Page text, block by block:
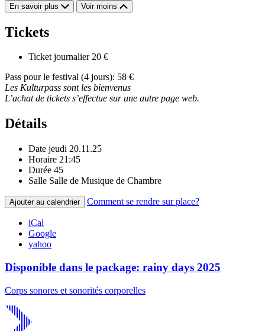
En savoir plus Voir moins
Tickets
Ticket journalier 20 €
Pass pour le festival (4 jours): 58 €
Les Kulturpass sont les bienvenus
L’achat de tickets s’effectue sur une autre page web.
Détails
Date jeudi 20.11.25
Horaire 21:45
Durée 45
Salle Salle de Musique de Chambre
Ajouter au calendrier Comment se rendre sur place?
iCal
Google
yahoo
Disponible dans le package: rainy days 2025
Corps sonores et sonorités corporelles